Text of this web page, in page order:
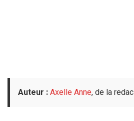
Auteur :Axelle Anne, de la redac